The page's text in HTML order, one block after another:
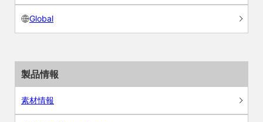
Global
製品情報
素材情報